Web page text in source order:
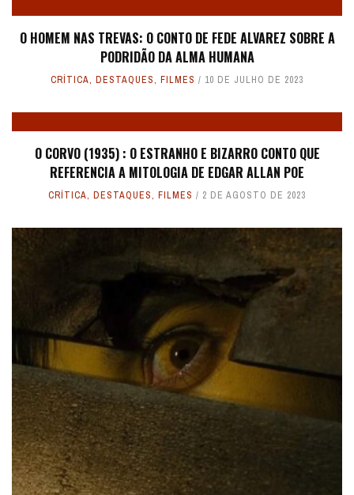
O HOMEM NAS TREVAS: O CONTO DE FEDE ALVAREZ SOBRE A
PODRIDÃO DA ALMA HUMANA
CRÍTICA, DESTAQUES, FILMES 10 DE JULHO DE 2023
O CORVO (1935) : O ESTRANHO E BIZARRO CONTO QUE
REFERENCIA A MITOLOGIA DE EDGAR ALLAN POE
CRÍTICA, DESTAQUES, FILMES 2 DE AGOSTO DE 2023